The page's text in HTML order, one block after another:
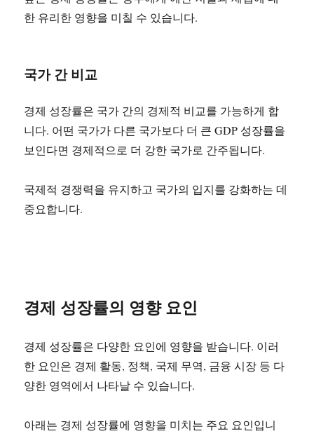
한 유리한 영향을 미칠 수 있습니다.
국가 간 비교
경제 성장률은 국가 간의 경제적 비교를 가능하게 합
니다. 어떤 국가가 다른 국가보다 더 큰 GDP 성장률을
보인다면 경제적으로 더 강한 국가로 간주됩니다.
국제적 경쟁력을 유지하고 국가의 입지를 강화하는 데
중요합니다.
경제 성장률의 영향 요인
경제 성장률은 다양한 요인에 영향을 받습니다. 이러
한 요인은 경제 활동, 정책, 국제 무역, 금융 시장 등 다
양한 영역에서 나타날 수 있습니다.
아래는 경제 성장률에 영향을 미치는 주요 요인입니